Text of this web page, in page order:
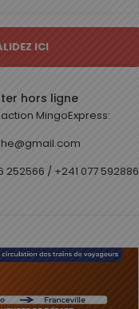
hors ligne
MingoExpress:
252566 / +241 077 592886